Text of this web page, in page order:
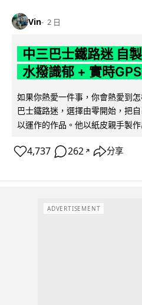
Vin 2 日
中三巴士鐵路迷 自
水撥識郁 + 實時
如果你熱愛一件事，你會熱愛到
巴士鐵路迷，選擇由零開始，把
以運作的作品。他以紙皮親手製
4,737 262 ↗ 分享
ADVERTISEMENT